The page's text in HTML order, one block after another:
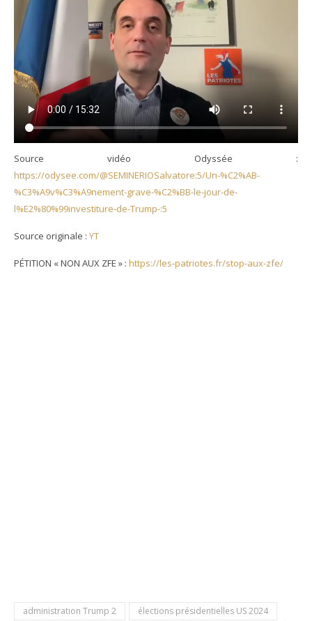
Source vidéo Odyssée :
https://odysee.com/@SEMINERIOSalvatore:5/Un-%C2%AB-
%C3%A9v%C3%A9nement-grave-%C2%BB-le-jour-de-
l%E2%80%99investiture-de-Trump-:5
Source originale : YT
PÉTITION « NON AUX ZFE » : https://les-patriotes.fr/stop-aux-zfe/
administration Trump 2
élections présidentielles US 2024